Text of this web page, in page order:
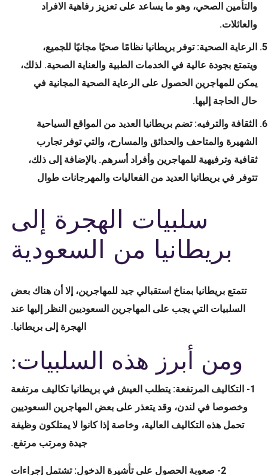
والتأمين الصحي، وهو ما يساعد على تعزيز رفاهية الافراد
والعائلات.
الرعاية الصحية: توفر بريطانيا نظامًا صحيًا مجانيًا للجميع،
ويتمتع بجودة عالية في الخدمات الطبية والعناية الصحية. لذلك،
يمكن للمهاجرين الحصول على الرعاية الصحية المجانية في
حال الحاجة إليها.
الثقافة والترفيه: تضم بريطانيا العديد من المواقع السياحية
الشهيرة والمتاحف والحدائق والمسارح، والتي توفر تجارب
ثقافية وترفيهية للمهاجرين وأفراد أسرهم. بالإضافة إلى ذلك،
تتوفر في بريطانيا العديد من الفعاليات والمهرجانات طوال
سلبيات الهجرة إلى
بريطانيا من السعودية
تتمتع بريطانيا بمناخ استقبالي جيد للمهاجرين، إلا أن هناك بعض
السلبيات التي يجب على المهاجرين السعوديين النظر إليها عند
الهجرة إلى بريطانيا.
ومن أبرز هذه السلبيات:
1- التكاليف المرتفعة: يتطلب العيش في بريطانيا تكاليف مرتفعة
وخصوصا في لندن، وقد يتعذر على بعض المهاجرين السعوديين
تحمل هذه التكاليف العالية، وخاصة إذا كانوا لا يمتلكون وظيفة
جيدة ومرتب مرتفع.
2- صعوبة الحصول على تأشيرة الدخول: تشتمل إجراءات